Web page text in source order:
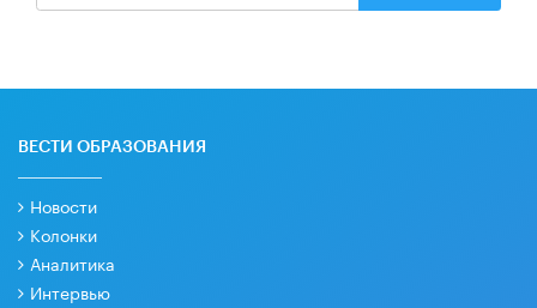
ВЕСТИ ОБРАЗОВАНИЯ
Новости
Колонки
Аналитика
Интервью